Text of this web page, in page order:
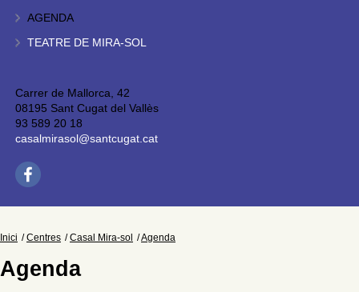
AGENDA
TEATRE DE MIRA-SOL
Carrer de Mallorca, 42
08195 Sant Cugat del Vallès
93 589 20 18
casalmirasol@santcugat.cat
Inici Centres Casal Mira-sol Agenda
Agenda